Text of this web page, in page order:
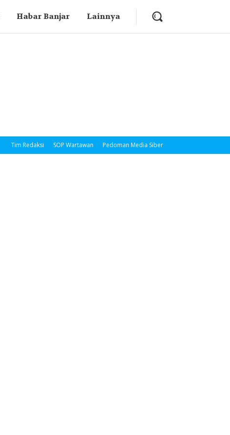
Habar Banjar Lainnya
Tim Redaksi SOP Wartawan Pedoman Media Siber